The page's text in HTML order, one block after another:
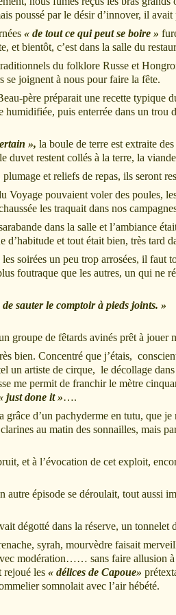
poussé par le désir d’innover, il
« de tout ce qui peut se boire »
et bientôt, c’est dans la salle du
du folklore Russe et
se joignent à nous pour faire la fête.
père préparait une recette typique
humidifiée, puis enterrée dans un
», la boule de terre est extraite
duvet restent collés à la terre, la
et reliefs de repas, ils seront
Voyage pouvaient voler des poules,
les traquait dans nos
dans la salle et l’ambiance
d’habitude et tout était bien, très tard
soirées un peu trop arrosées, il faut
foutraque que les autres, un qui ne
de sauter le comptoir à pieds joints. »
groupe de fêtards avinés prêt à jouer
bien. Concentré que j’étais,
un artiste de cirque, le décollage
me permit de franchir le mètre
just done it »….
grâce d’un pachyderme en tutu, que
au matin des sonnailles, mais
et à l’évocation de cet exploit,
autre épisode se déroulait, tout aussi
dégotté dans la réserve, un tonnelet
syrah, mourvèdre faisait
modération…… sans faire allusion à
rejoué les « délices de Capoue»
somnolait avec l’air hébété.